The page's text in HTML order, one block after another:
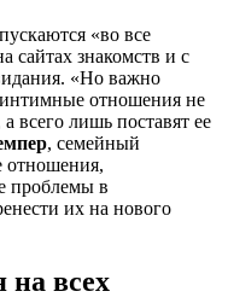
«во все
сайтах знакомств и с
«Но важно
отношения не
всего лишь поставят ее
, семейный
отношения,
проблемы в
их на нового
всех